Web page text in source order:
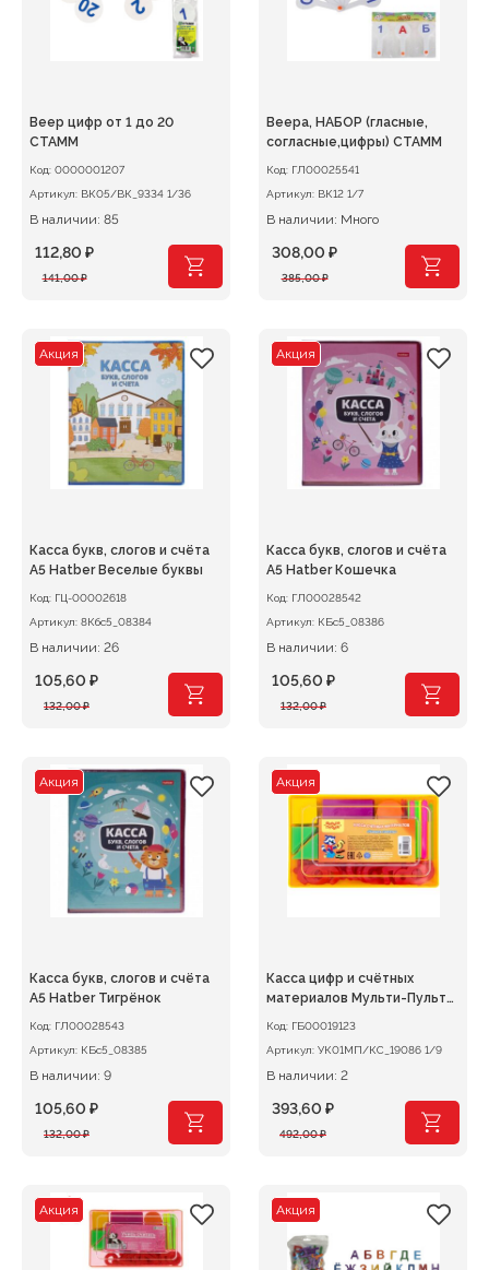
Веер цифр от 1 до 20
СТАММ
Код: 0000001207
Артикул:
ВК05/ВК_9334 1/36
В наличии: 85
141,00₽
Первоначальная
141,00 ₽.
112,80 ₽
Текущая
Веера, НАБОР (гласные,
согласные,цифры) СТАММ
Код: ГЛ00025541
Артикул:
ВК12 1/7
В наличии: Много
385,00₽
Первоначальная
385,00 ₽.
308,00 ₽
Текущая
Акция
Касса букв, слогов и счёта
А5 Hatber Веселые буквы
Код: ГЦ-00002618
Артикул: 8Кбс5_08384
В наличии: 26
132,00₽
Первоначальная
132,00 ₽.
105,60 ₽
Текущая
Акция
Касса букв, слогов и счёта
А5 Hatber Кошечка
Код: ГЛ00028542
Артикул: КБс5_08386
В наличии: 6
132,00₽
Первоначальная
132,00 ₽.
105,60 ₽
Текущая
Акция
Касса букв, слогов и счёта
А5 Hatber Тигрёнок
Код: ГЛ00028543
Артикул: КБс5_08385
В наличии: 9
132,00₽
Первоначальная
132,00 ₽.
105,60 ₽
Текущая
Акция
Касса цифр и счётных
материалов Мульти-Пульти
Код: ГБ00019123
Артикул:
УК01МП/КС_19086 1/9
В наличии: 2
492,00₽
Первоначальная
492,00 ₽.
393,60 ₽
Текущая
Акция Акция